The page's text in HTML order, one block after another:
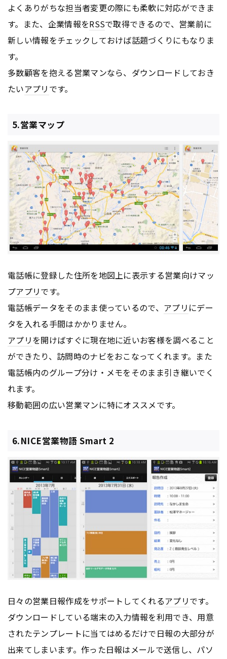
よくありがちな担当者変更の際にも柔軟に対応ができま
す。また、企業情報をRSSで取得できるので、営業前に
新しい情報をチェックしておけば話題づくりにもなりま
す。
多数顧客を抱える営業マンなら、ダウンロードしておき
たいアプリ です。
5.営業マップ
電話帳に登録した住所を地図上に表示する営業向けマッ
プアプリです。
電話帳データをそのまま使っているので、 アプリ にデー
タを入れる手間はかかりません。
アプリを開けばすぐに現在地に近いお客様を調べること
ができたり、訪問時のナビをおこなってくれます。また
電話帳内のグループ分け・メモをそのまま引き継いでく
れます。
移動範囲の広い営業マンに特にオススメです。
6.NICE営業物語 Smart 2
日々の営業日報作成をサポートしてくれるアプリです。
ダウンロードしている端末の入力情報を利用でき、用意
されたテンプレートに当てはめるだけで日報の大部分が
出来てしまいます。作った日報はメールで送信し、パソ